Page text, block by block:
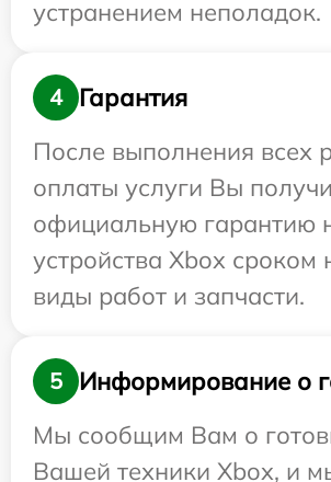
устранением неполадок.
4
Гарантия
После выполнения всех
оплаты услуги Вы
официальную гарантию
устройства Xbox сроком
виды работ и запчасти.
5
Информирование о
Мы сообщим Вам о
Вашей техники Xbox, и